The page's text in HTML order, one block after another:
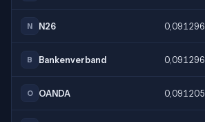
N N26 0,091296
B Bankenverband 0,091296
O OANDA 0,091205